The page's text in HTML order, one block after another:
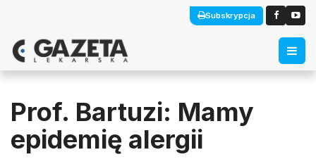
Subskrypcja
Prof. Bartuzi: Mamy
epidemię alergii